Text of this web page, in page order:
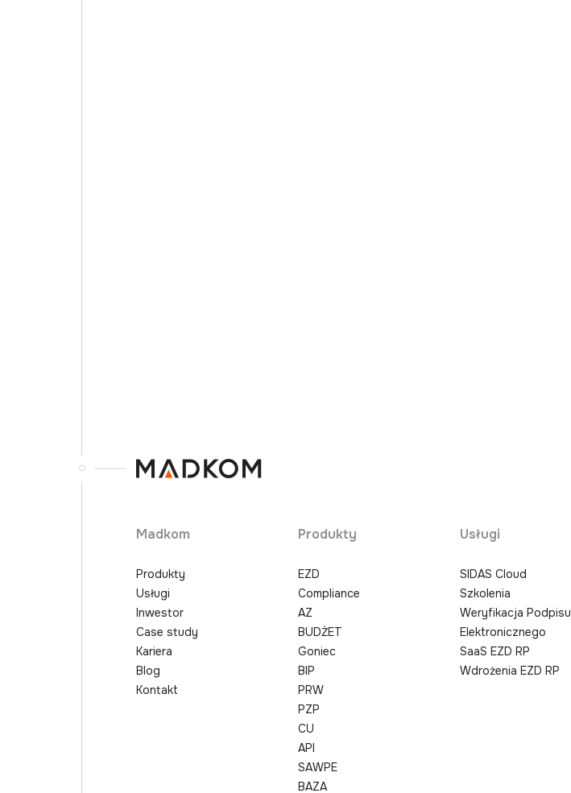
Madkom
Produkty
Usługi
Inwestor
Case study
Kariera
Blog
Kontakt
Produkty
EZD
Compliance
AZ
BUDŻET
Goniec
BIP
PRW
PZP
CU
API
SAWPE
BAZA
Usługi
SIDAS Cloud
Szkolenia
Weryfikacja Podpisu
Elektronicznego
SaaS EZD RP
Wdrożenia EZD RP